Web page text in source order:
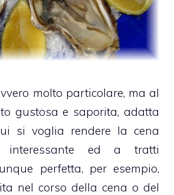
molto particolare, ma al
gustosa e saporita, adatta
si voglia rendere la cena
interessante ed a tratti
perfetta, per esempio,
nel corso della cena o del